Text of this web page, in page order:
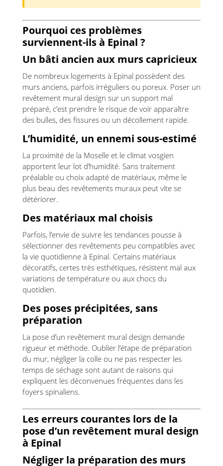
Pourquoi ces problèmes
surviennent-ils à Epinal ?
Un bâti ancien aux murs capricieux
De nombreux logements à Epinal possèdent des
murs anciens, parfois irréguliers ou poreux. Poser un
revêtement mural design sur un support mal
préparé, c’est prendre le risque de voir apparaître
des bulles, des fissures ou un décollement rapide.
L’humidité, un ennemi sous-estimé
La proximité de la Moselle et le climat vosgien
apportent leur lot d’humidité. Sans traitement
préalable ou choix adapté de matériaux, même le
plus beau des revêtements muraux peut vite se
détériorer.
Des matériaux mal choisis
Parfois, l’envie de suivre les tendances pousse à
sélectionner des revêtements peu compatibles avec
la vie quotidienne à Epinal. Certains matériaux
décoratifs, certes très esthétiques, résistent mal aux
variations de température ou aux chocs du
quotidien.
Des poses précipitées, sans
préparation
La pose d’un revêtement mural design demande
rigueur et méthode. Oublier l’étape de préparation
du mur, négliger la colle ou ne pas respecter les
temps de séchage sont autant de raisons qui
expliquent les déconvenues fréquentes dans les
foyers spinaliens.
Les erreurs courantes lors de la
pose d’un revêtement mural design
à Epinal
Négliger la préparation des murs